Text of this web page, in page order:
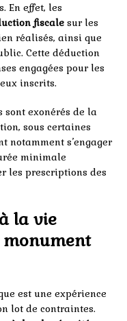
En effet, les
fiscale sur les
réalisés, ainsi que
Cette déduction
engagées pour les
inscrits.
sont exonérés de la
sous certaines
notamment s’engager
minimale
les prescriptions des
la vie
est une expérience
lot de contraintes.